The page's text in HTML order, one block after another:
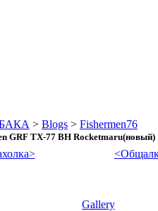
> Blogs > Fishermen76
GRF TX-77 BH Rocketmaru(новый)
Gallery